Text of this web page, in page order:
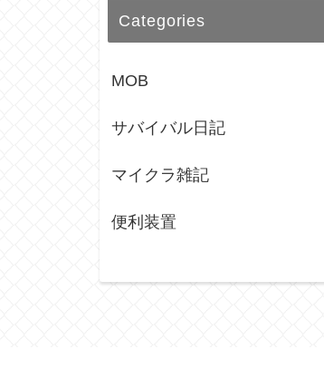
Categories
MOB
サバイバル日記
マイクラ雑記
便利装置